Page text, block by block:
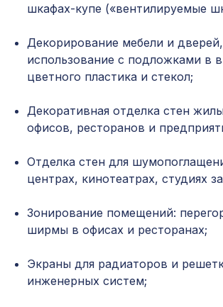
Перфорированная панель
для балки 90х60мм дуб
консоль классика
белая
мм
Перфорированная панель
Плинтус AP30 под покраску,
с пазом под 20 молдинг,
Натуральные обои Cosca
шкафах-купе («вентилируемые
Декорирование мебели и дверей,
использование с подложками в
цветного пластика и стекол;
Декоративная отделка стен
офисов, ресторанов и
Отделка стен для
центрах, кинотеатрах, студиях
Зонирование помещений:
ширмы в офисах и ресторанах;
Экраны для радиаторов и
инженерных систем;